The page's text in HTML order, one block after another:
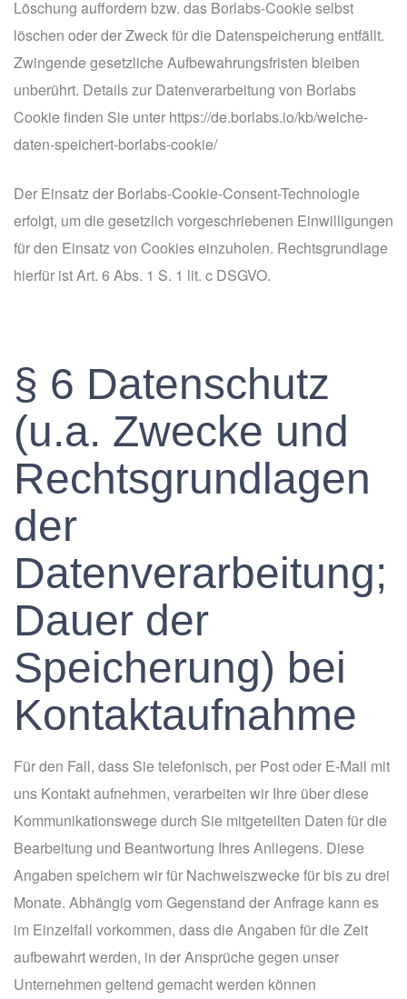
Löschung auffordern bzw. das Borlabs-Cookie selbst
löschen oder der Zweck für die Datenspeicherung entfällt.
Zwingende gesetzliche Aufbewahrungsfristen bleiben
unberührt. Details zur Datenverarbeitung von Borlabs
Cookie finden Sie unter https://de.borlabs.io/kb/welche-
daten-speichert-borlabs-cookie/
Der Einsatz der Borlabs-Cookie-Consent-Technologie
erfolgt, um die gesetzlich vorgeschriebenen Einwilligungen
für den Einsatz von Cookies einzuholen. Rechtsgrundlage
hierfür ist Art. 6 Abs. 1 S. 1 lit. c DSGVO.
§ 6 Datenschutz
(u.a. Zwecke und
Rechtsgrundlagen
der
Datenverarbeitung;
Dauer der
Speicherung) bei
Kontaktaufnahme
Für den Fall, dass Sie telefonisch, per Post oder E-Mail mit
uns Kontakt aufnehmen, verarbeiten wir Ihre über diese
Kommunikationswege durch Sie mitgeteilten Daten für die
Bearbeitung und Beantwortung Ihres Anliegens. Diese
Angaben speichern wir für Nachweiszwecke für bis zu drei
Monate. Abhängig vom Gegenstand der Anfrage kann es
im Einzelfall vorkommen, dass die Angaben für die Zeit
aufbewahrt werden, in der Ansprüche gegen unser
Unternehmen geltend gemacht werden können